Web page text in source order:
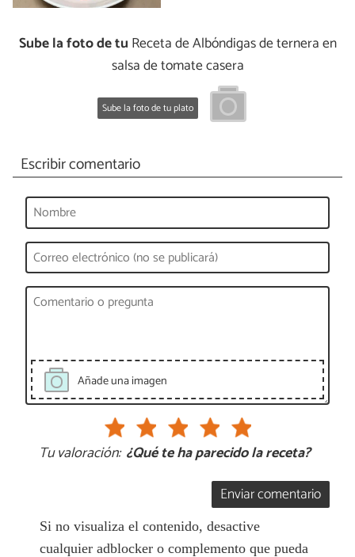
Sube la foto de tu Receta de Albóndigas de ternera en
salsa de tomate casera
Sube la foto de tu plato
Escribir comentario
Añade una imagen
Tu valoración: ¿Qué te ha parecido la receta?
Enviar comentario
Si no visualiza el contenido, desactive
cualquier adblocker o complemento que pueda